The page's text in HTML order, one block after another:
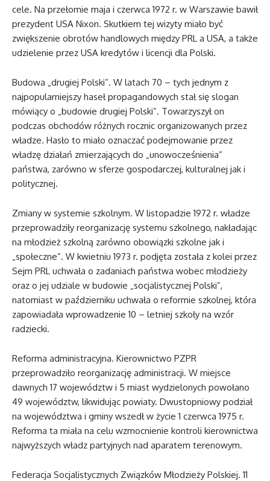
cele. Na przełomie maja i czerwca 1972 r. w Warszawie bawił
prezydent USA Nixon. Skutkiem tej wizyty miało być
zwiększenie obrotów handlowych między PRL a USA, a także
udzielenie przez USA kredytów i licencji dla Polski.
Budowa „drugiej Polski”. W latach 70 – tych jednym z
najpopularniejszy haseł propagandowych stał się slogan
mówiący o „budowie drugiej Polski”. Towarzyszył on
podczas obchodów różnych rocznic organizowanych przez
władze. Hasło to miało oznaczać podejmowanie przez
władzę działań zmierzających do „unowocześnienia”
państwa, zarówno w sferze gospodarczej, kulturalnej jak i
politycznej.
Zmiany w systemie szkolnym. W listopadzie 1972 r. władze
przeprowadziły reorganizację systemu szkolnego, nakładając
na młodzież szkolną zarówno obowiązki szkolne jak i
„społeczne”. W kwietniu 1973 r. podjęta została z kolei przez
Sejm PRL uchwała o zadaniach państwa wobec młodzieży
oraz o jej udziale w budowie „socjalistycznej Polski”,
natomiast w październiku uchwała o reformie szkolnej, która
zapowiadała wprowadzenie 10 – letniej szkoły na wzór
radziecki.
Reforma administracyjna. Kierownictwo PZPR
przeprowadziło reorganizację administracji. W miejsce
dawnych 17 województw i 5 miast wydzielonych powołano
49 województw, likwidując powiaty. Dwustopniowy podział
na województwa i gminy wszedł w życie 1 czerwca 1975 r.
Reforma ta miała na celu wzmocnienie kontroli kierownictwa
najwyższych władz partyjnych nad aparatem terenowym.
Federacja Socjalistycznych Związków Młodzieży Polskiej. 11